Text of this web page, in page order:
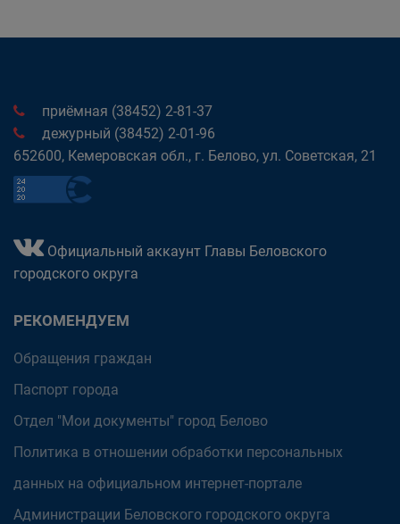
приёмная (38452) 2-81-37
дежурный (38452) 2-01-96
652600, Кемеровская обл., г. Белово, ул. Советская, 21
Официальный аккаунт Главы Беловского
городского округа
РЕКОМЕНДУЕМ
Обращения граждан
Паспорт города
Отдел "Мои документы" город Белово
Политика в отношении обработки персональных
данных на официальном интернет-портале
Администрации Беловского городского округа